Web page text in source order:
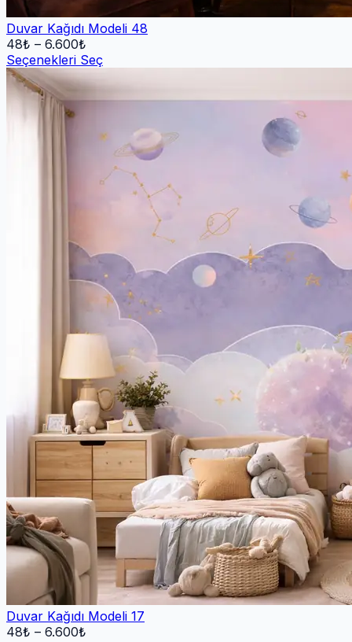
Duvar Kağıdı Modeli 48
48₺ – 6.600₺
Seçenekleri Seç
Duvar Kağıdı Modeli 17
48₺ – 6.600₺